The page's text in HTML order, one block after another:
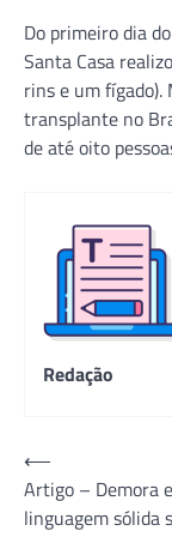
Do primeiro dia
Santa Casa
rins e um fígado).
transplante no
de até oito
Redação
Navegação
de
⟵
Artigo – Demora
linguagem sólida